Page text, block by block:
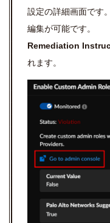
設定の詳細画面です
編集が可能です。
Remediation
れます。